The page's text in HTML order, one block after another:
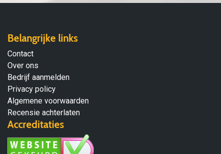
Belangrijke links
Contact
Over ons
Bedrijf aanmelden
Privacy policy
Algemene voorwaarden
Recensie achterlaten
Accreditaties